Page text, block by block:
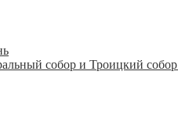
собор и Троицкий собор